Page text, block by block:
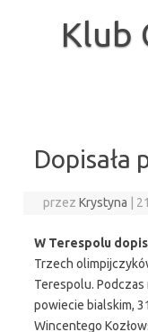
Klub
Dopisała
przezKrystyna
W Terespolu
Trzech
Terespolu.
powiecie bialskim,
Wincentego